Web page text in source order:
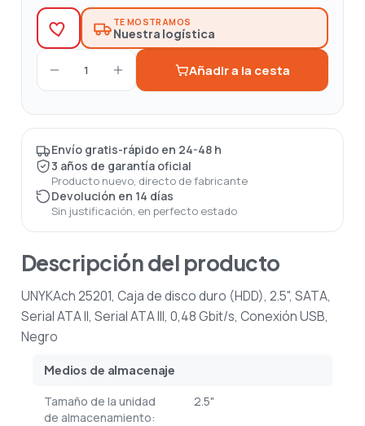
TE MOSTRAMOS
Nuestra logística
1 Añadir a la cesta
Envío gratis-rápido en 24-48 h
3 años de garantía oficial
Producto nuevo, directo de fabricante
Devolución en 14 días
Sin justificación, en perfecto estado
Descripción del producto
UNYKAch 25201, Caja de disco duro (HDD), 2.5", SATA,
Serial ATA II, Serial ATA III, 0,48 Gbit/s, Conexión USB,
Negro
Medios de almacenaje
Tamaño de la unidad
de almacenamiento:
2.5"